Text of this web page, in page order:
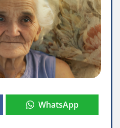
WhatsApp